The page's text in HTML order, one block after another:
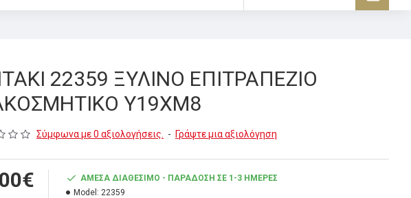
22359 ΞΥΛΙΝΟ ΕΠΙΤΡΑΠΕΖΙΟ
Υ19ΧΜ8
Σύμφωνα με 0 αξιολογήσεις. - Γράψτε μια αξιολόγηση
ΆΜΕΣΑ ΔΙΑΘΈΣΙΜΟ - ΠΑΡΆΔΟΣΗ ΣΕ 1-3 ΗΜΈΡΕΣ
Model: 22359